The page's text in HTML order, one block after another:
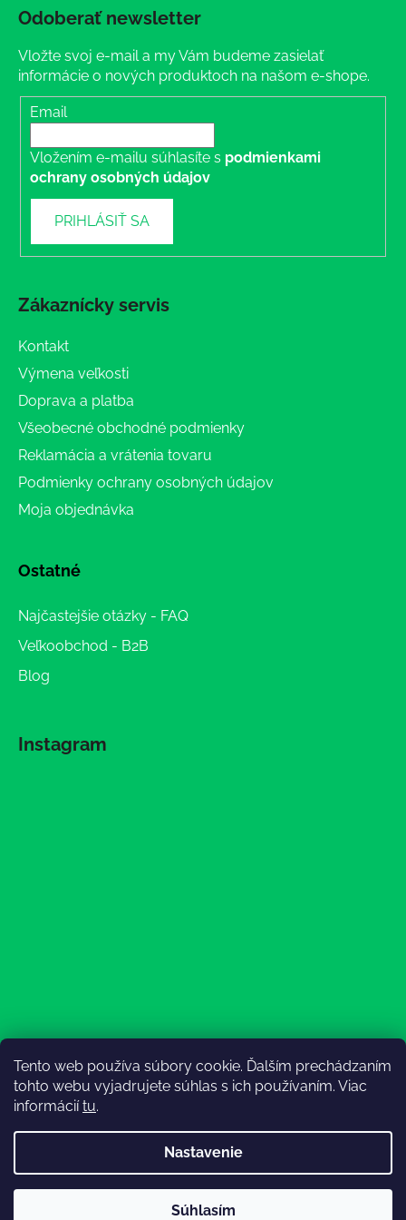
Tento web používa súbory cookie. Ďalším prechádzaním
tohto webu vyjadrujete súhlas s ich používaním. Viac
informáciítu.
Nastavenie
Súhlasím
Odoberať newsletter
Vložte svoj e-mail a my Vám budeme zasielať
informácie o nových produktoch na našom e-shope.
Email
Vložením e-mailu súhlasíte s podmienkami
ochrany osobných údajov
PRIHLÁSIŤ SA
Zákaznícky servis
Kontakt
Výmena veľkosti
Doprava a platba
Všeobecné obchodné podmienky
Reklamácia a vrátenia tovaru
Podmienky ochrany osobných údajov
Moja objednávka
Ostatné
Najčastejšie otázky - FAQ
Veľkoobchod - B2B
Blog
Instagram
Sledovať na Instagrame